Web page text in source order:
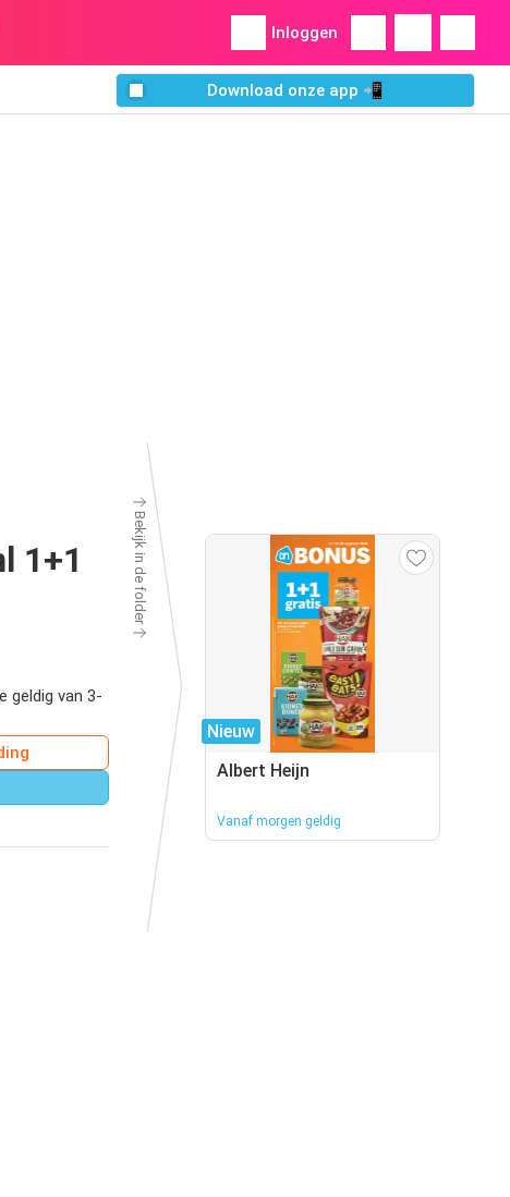
Inloggen
Download onze app 📲
1+1
geldig van 3-
Bekijk in de folder
Nieuw
Albert Heijn
Vanaf morgen geldig